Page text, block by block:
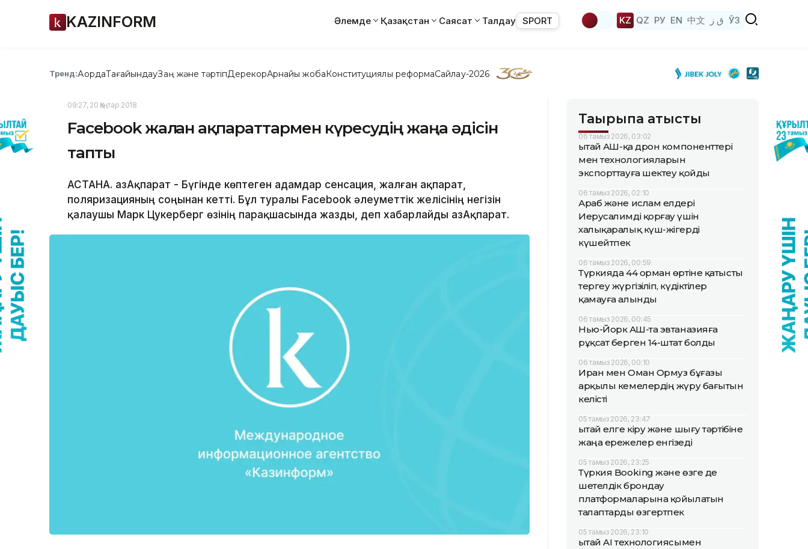
KAZINFORM Әлемде Қазақстан Саясат Талдау SPORT KZ QZ РУ EN 中文 ق ز ЎЗ
Тренд:АқордаТағайындауЗаң және тәртіпДерекқорАрнайы жобаКонституциялық реформаСайлау-2026
09:27, 20 Қаңтар 2018
Facebook жалған ақпараттармен күресудің жаңа әдісін
тапты
АСТАНА. ҚазАқпарат - Бүгінде көптеген адамдар сенсация, жалған ақпарат,
поляризацияның соңынан кетті. Бұл туралы Facebook әлеуметтік желісінің негізін
қалаушы Марк Цукерберг өзінің парақшасында жазды, деп хабарлайды ҚазАқпарат.
Тақырыпқа қатысты
06 тамыз 2026, 03:02
Қытай АҚШ-қа дрон компоненттері
мен технологияларын
экспорттауға шектеу қойды
06 тамыз 2026, 02:10
Араб және ислам елдері
Иерусалимді қорғау үшін
халықаралық күш-жігерді
күшейтпек
06 тамыз 2026, 00:59
Түркияда 44 орман өртіне қатысты
тергеу жүргізіліп, күдіктілер
қамауға алынды
06 тамыз 2026, 00:45
Нью-Йорк АҚШ-та эвтаназияға
рұқсат берген 14-штат болды
06 тамыз 2026, 00:10
Иран мен Оман Ормуз бұғазы
арқылы кемелердің жүру бағытын
келісті
05 тамыз 2026, 23:47
Қытай елге кіру және шығу тәртібіне
жаңа ережелер енгізеді
05 тамыз 2026, 23:25
Түркия Booking және өзге де
шетелдік брондау
платформаларына қойылатын
талаптарды өзгертпек
05 тамыз 2026, 23:10
Қытай AI технологиясымен